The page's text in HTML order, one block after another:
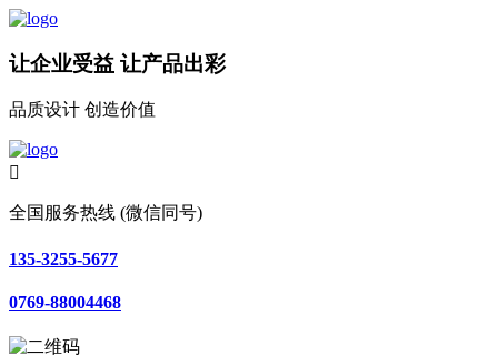
让企业受益 让产品出彩
品质设计 创造价值

全国服务热线 (微信同号)
135-3255-5677
0769-88004468